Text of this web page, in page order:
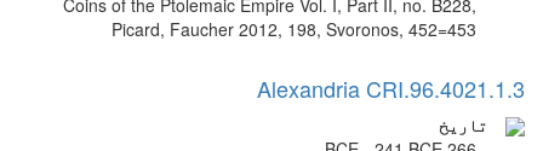
Coins of the Ptolemaic Empire Vol. I, Part II, no. B228,
Picard, Faucher 2012, 198, Svoronos, 452=453
Alexandria CRI.96.4021.1.3
تاریخ